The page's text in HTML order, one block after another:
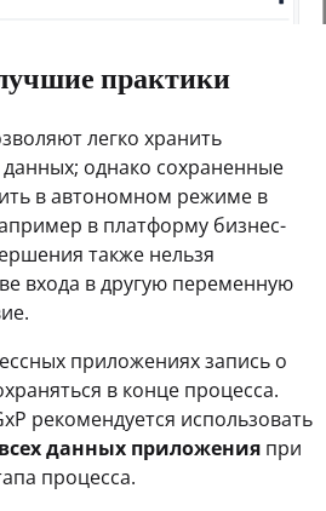
практики
легко хранить
однако сохраненные
в автономном режиме в
в платформу бизнес-
также нельзя
входа в другую переменную
приложениях запись о
в конце процесса.
рекомендуется использовать
данных приложения при
процесса.